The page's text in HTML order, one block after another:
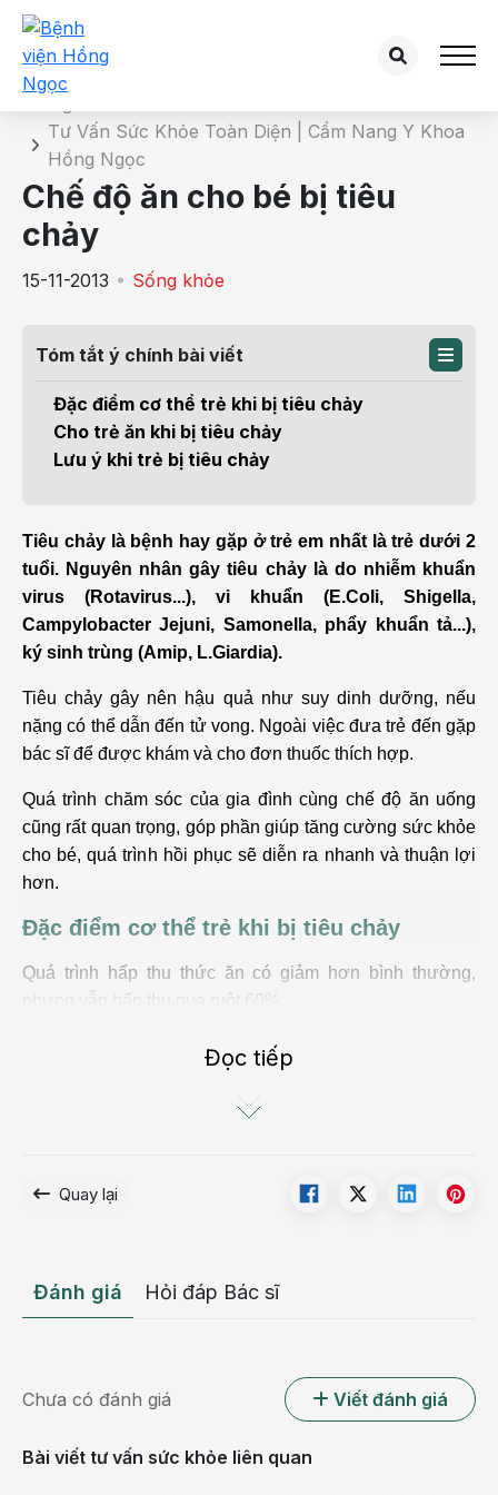
Chi tiết bài tư vấn
Tư Vấn Sức Khỏe Toàn Diện | Cẩm Nang Y Khoa
Hồng Ngọc
Chế độ ăn cho bé bị tiêu
chảy
15-11-2013 Sống khỏe
Tóm tắt ý chính bài viết
Đặc điểm cơ thể trẻ khi bị tiêu chảy
Cho trẻ ăn khi bị tiêu chảy
Lưu ý khi trẻ bị tiêu chảy
Tiêu chảy là bệnh hay gặp ở trẻ em nhất là trẻ dưới 2
tuổi. Nguyên nhân gây tiêu chảy là do nhiễm khuẩn
virus (Rotavirus...), vi khuẩn (E.Coli, Shigella,
Campylobacter Jejuni, Samonella, phẩy khuẩn tả...),
ký sinh trùng (Amip, L.Giardia).
Tiêu chảy gây nên hậu quả như suy dinh dưỡng, nếu
nặng có thể dẫn đến tử vong. Ngoài việc đưa trẻ đến gặp
bác sĩ để được khám và cho đơn thuốc thích hợp.
Quá trình chăm sóc của gia đình cùng chế độ ăn uống
cũng rất quan trọng, góp phần giúp tăng cường sức khỏe
cho bé, quá trình hồi phục sẽ diễn ra nhanh và thuận lợi
hơn.
Đặc điểm cơ thể trẻ khi bị tiêu chảy
Quá trình hấp thu thức ăn có giảm hơn bình thường,
nhưng vẫn hấp thu qua ruột 60%.
Khi bị tiêu chảy, trẻ thường mệt mỏi, ăn ít, biếng ăn, tình
trạng này kéo sẽ ảnh hưởng đến sức khoẻ, làm trẻ bị sụt
khô và dẫn đến bệnh khác.
Đọc tiếp
Quay lại
Đánh giá Hỏi đáp Bác sĩ
Chưa có đánh giá Viết đánh giá
Bài viết tư vấn sức khỏe liên quan